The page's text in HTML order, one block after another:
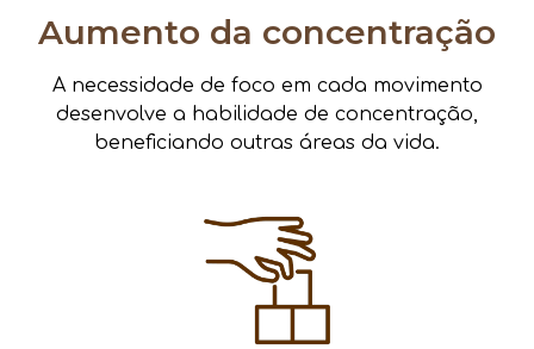
Aumento da concentração
A necessidade de foco em cada movimento
desenvolve a habilidade de concentração,
beneficiando outras áreas da vida.